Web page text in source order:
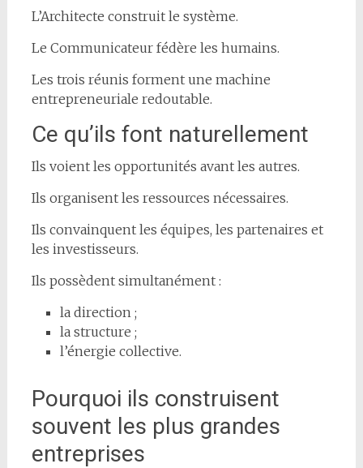
L’Architecte construit le système.
Le Communicateur fédère les humains.
Les trois réunis forment une machine
entrepreneuriale redoutable.
Ce qu’ils font naturellement
Ils voient les opportunités avant les autres.
Ils organisent les ressources nécessaires.
Ils convainquent les équipes, les partenaires et
les investisseurs.
Ils possèdent simultanément :
la direction ;
la structure ;
l’énergie collective.
Pourquoi ils construisent
souvent les plus grandes
entreprises